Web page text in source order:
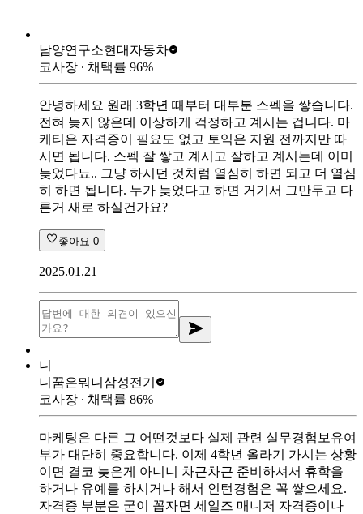
남양연구소현대자동차
코사장 ∙ 채택률 96%
안녕하세요 원래 3학년 때부터 대부분 스펙을 쌓습니다.
전혀 늦지 않은데 이상하게 걱정하고 계시는 겁니다. 마
케티은 자격증이 필요도 없고 토익은 지원 전까지만 따
시면 됩니다. 스펙 잘 쌓고 계시고 잘하고 계시는데 이미
늦었다뇨.. 그냥 하시던 것처럼 열심히 하면 되고 더 열심
히 하면 됩니다. 누가 늦었다고 하면 거기서 그만두고 다
른거 새로 하실건가요?
좋아요 0
2025.01.21
니
니꿈은뭐니 삼성전기
코사장 ∙ 채택률 86%
마케팅은 다른 그 어떤것보다 실제 관련 실무경험보유여
부가 대단히 중요합니다. 이제 4학년 올라기 가시는 상황
이면 결코 늦은게 아니니 차근차근 준비하셔서 휴학을
하거나 유예를 하시거나 해서 인턴경험은 꼭 쌓으세요.
자격증 부분은 굳이 꼽자면 세일즈 매니저 자격증이나